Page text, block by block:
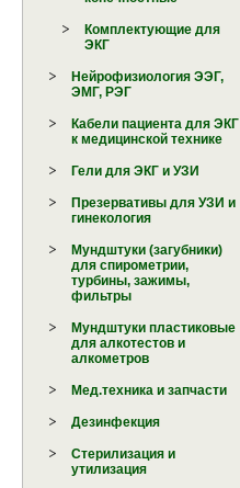
Комплектующие для
ЭКГ
Нейрофизиология ЭЭГ,
ЭМГ, РЭГ
Кабели пациента для ЭКГ
к медицинской технике
Гели для ЭКГ и УЗИ
Презервативы для УЗИ и
гинекология
Мундштуки (загубники)
для спирометрии,
турбины, зажимы,
фильтры
Мундштуки пластиковые
для алкотестов и
алкометров
Мед.техника и запчасти
Дезинфекция
Стерилизация и
утилизация